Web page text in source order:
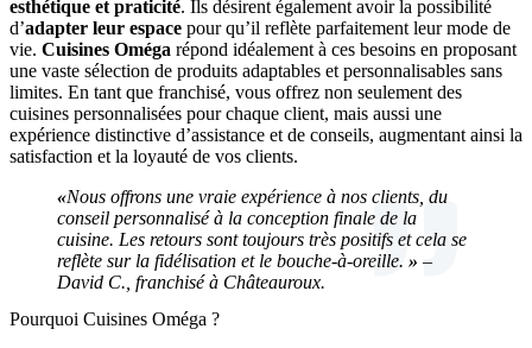
esthétique et praticité. Ils désirent également avoir la possibilité
d’adapter leur espace pour qu’il reflète parfaitement leur mode de
vie. Cuisines Oméga répond idéalement à ces besoins en proposant
une vaste sélection de produits adaptables et personnalisables sans
limites. En tant que franchisé, vous offrez non seulement des
cuisines personnalisées pour chaque client, mais aussi une
expérience distinctive d’assistance et de conseils, augmentant ainsi la
satisfaction et la loyauté de vos clients.
«Nous offrons une vraie expérience à nos clients, du
conseil personnalisé à la conception finale de la
cuisine. Les retours sont toujours très positifs et cela se
reflète sur la fidélisation et le bouche-à-oreille. » –
David C., franchisé à Châteauroux.
Pourquoi Cuisines Oméga ?